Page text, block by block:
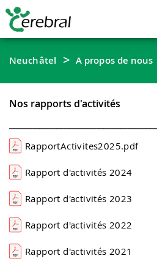
Neuchâtel A propos de nous
Nos rapports d'activités
RapportActivites2025.pdf
Rapport d'activités 2024
Rapport d'activités 2023
Rapport d'activités 2022
Rapport d'activités 2021